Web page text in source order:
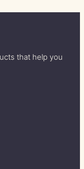
that help you